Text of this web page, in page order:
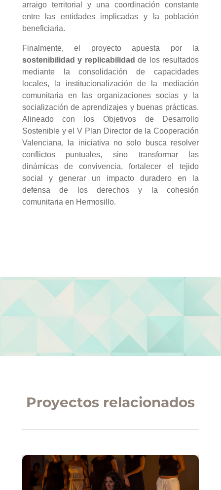
arraigo territorial y una coordinación constante
entre las entidades implicadas y la población
beneficiaria.
Finalmente, el proyecto apuesta por la
sostenibilidad y replicabilidad de los resultados
mediante la consolidación de capacidades
locales, la institucionalización de la mediación
comunitaria en las organizaciones socias y la
socialización de aprendizajes y buenas prácticas.
Alineado con los Objetivos de Desarrollo
Sostenible y el V Plan Director de la Cooperación
Valenciana, la iniciativa no solo busca resolver
conflictos puntuales, sino transformar las
dinámicas de convivencia, fortalecer el tejido
social y generar un impacto duradero en la
defensa de los derechos y la cohesión
comunitaria en Hermosillo.
Proyectos relacionados